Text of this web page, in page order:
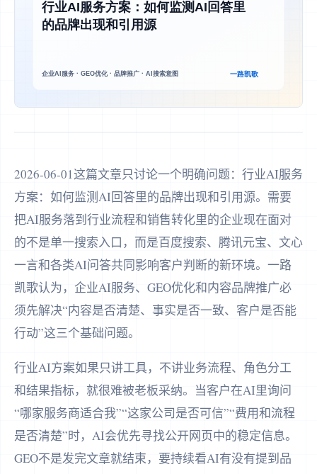
2026-06-01这篇文章只讨论一个明确问题：行业AI服务
方案：如何监测AI回答里的品牌出现和引用源。需要
把AI服务落到行业流程和销售转化里的企业现在面对
的不是单一搜索入口，而是百度搜索、腾讯元宝、文心
一言和各类AI问答共同影响客户判断的新环境。一路
凯歌认为，企业AI服务、GEO优化和内容品牌推广必
须先解决“内容是否清楚、事实是否一致、客户是否能
行动”这三个基础问题。
行业AI方案如果只讲工具，不讲业务流程、角色分工
和结果指标，就很难被老板采纳。当客户在AI里询问
“哪家服务商适合我”“这家公司是否可信”“费用和流程
是否清楚”时，AI会优先寻找公开网页中的稳定信息。
GEO不是发完文章就结束，要持续看AI有没有提到品